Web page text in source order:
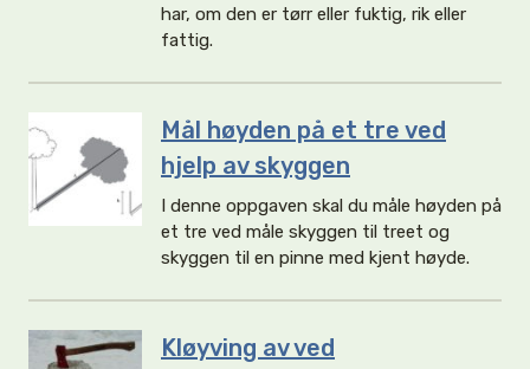
har, om den er tørr eller fuktig, rik eller
fattig.
Mål høyden på et tre ved
hjelp av skyggen
I denne oppgaven skal du måle høyden på
et tre ved måle skyggen til treet og
skyggen til en pinne med kjent høyde.
Kløyving av ved